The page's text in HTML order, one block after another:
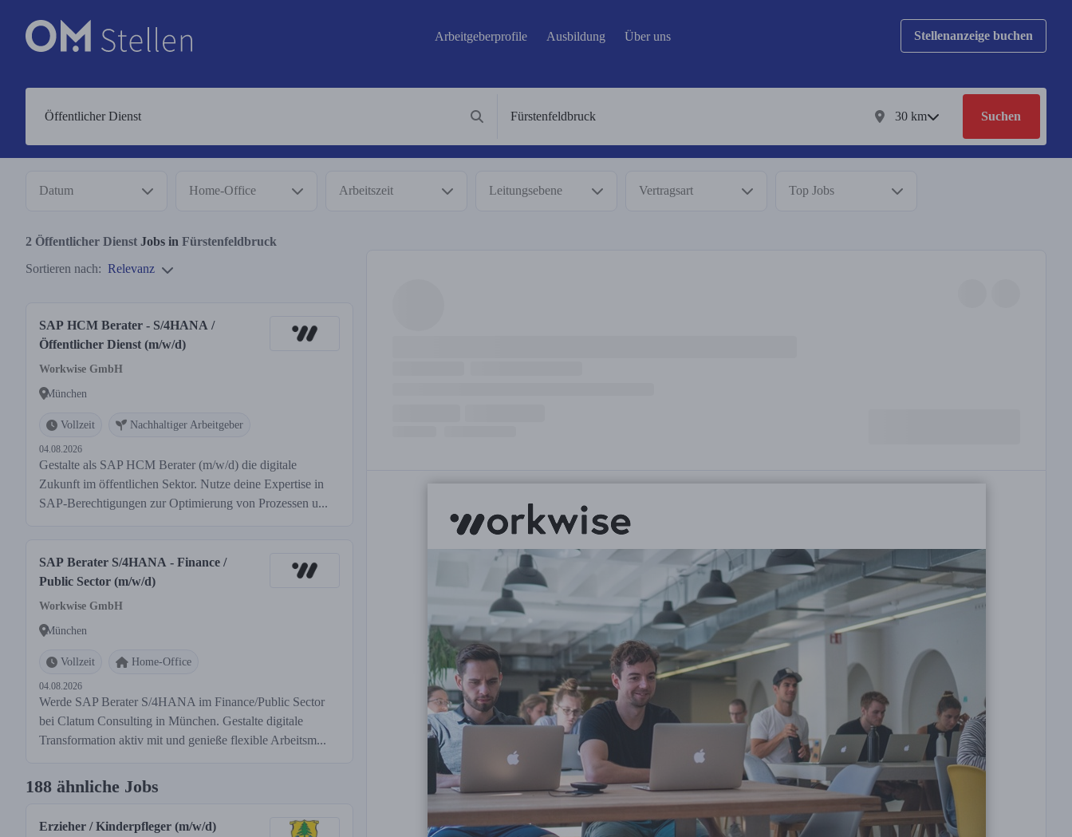
Arbeitgeberprofile Ausbildung Über uns Stellenanzeige buchen
30 km Suchen
Datum Home-Office Arbeitszeit Leitungsebene Vertragsart Top Jobs
2 Öffentlicher Dienst Jobs in Fürstenfeldbruck
Sortieren nach: Relevanz
SAP HCM Berater - S/4HANA /
Öffentlicher Dienst (m/w/d)
Workwise GmbH
München
Vollzeit Nachhaltiger Arbeitgeber
04.08.2026
Gestalte als SAP HCM Berater (m/w/d) die digitale
Zukunft im öffentlichen Sektor. Nutze deine Expertise in
SAP-Berechtigungen zur Optimierung von Prozessen u...
SAP Berater S/4HANA - Finance /
Public Sector (m/w/d)
Workwise GmbH
München
Vollzeit Home-Office
04.08.2026
Werde SAP Berater S/4HANA im Finance/Public Sector
bei Clatum Consulting in München. Gestalte digitale
Transformation aktiv mit und genieße flexible Arbeitsm...
188 ähnliche Jobs
Erzieher / Kinderpfleger (m/w/d)